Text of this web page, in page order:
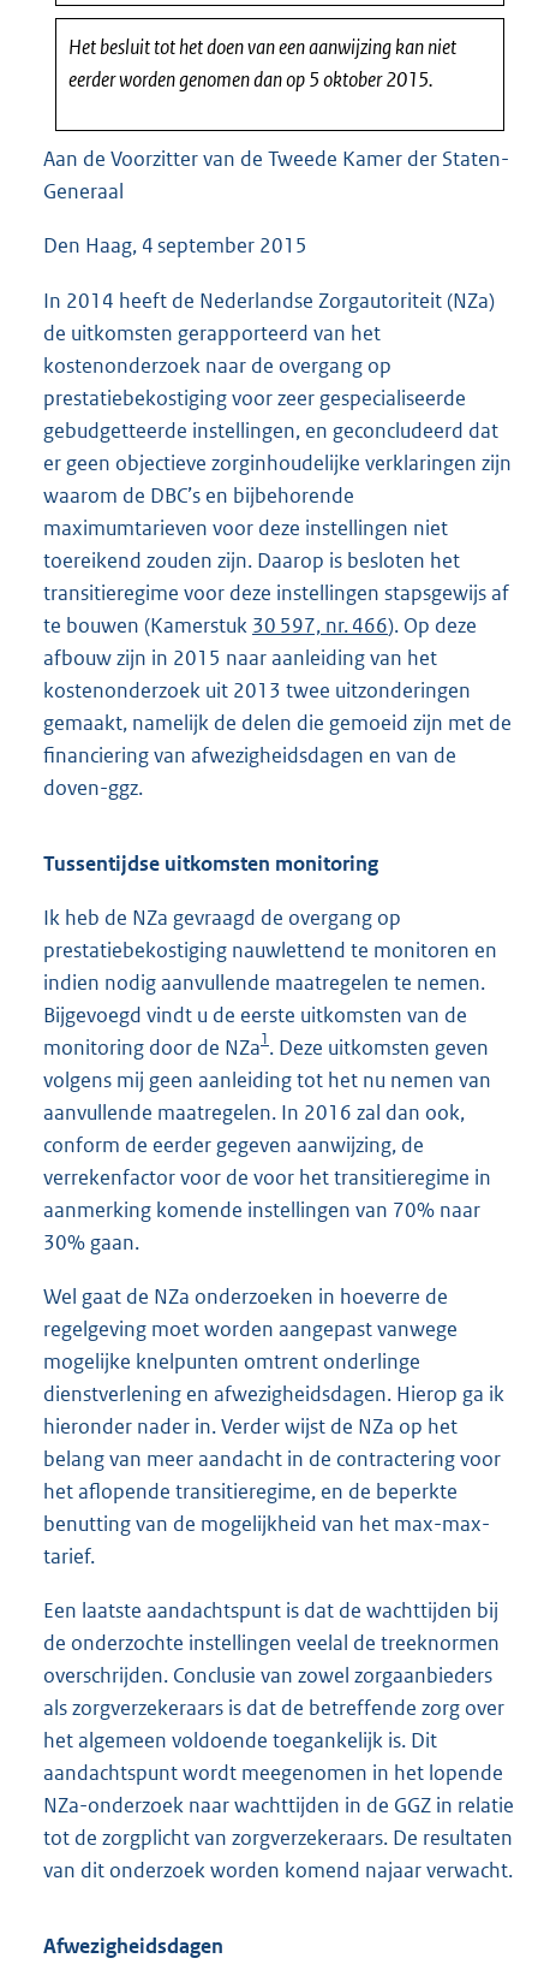
Het besluit tot het doen van een aanwijzing kan niet
eerder worden genomen dan op 5 oktober 2015.
Aan de Voorzitter van de Tweede Kamer der Staten-
Generaal
Den Haag, 4 september 2015
In 2014 heeft de Nederlandse Zorgautoriteit (NZa)
de uitkomsten gerapporteerd van het
kostenonderzoek naar de overgang op
prestatiebekostiging voor zeer gespecialiseerde
gebudgetteerde instellingen, en geconcludeerd dat
er geen objectieve zorginhoudelijke verklaringen zijn
waarom de DBC’s en bijbehorende
maximumtarieven voor deze instellingen niet
toereikend zouden zijn. Daarop is besloten het
transitieregime voor deze instellingen stapsgewijs af
te bouwen (Kamerstuk 30 597, nr. 466). Op deze
afbouw zijn in 2015 naar aanleiding van het
kostenonderzoek uit 2013 twee uitzonderingen
gemaakt, namelijk de delen die gemoeid zijn met de
financiering van afwezigheidsdagen en van de
doven-ggz.
Tussentijdse uitkomsten monitoring
Ik heb de NZa gevraagd de overgang op
prestatiebekostiging nauwlettend te monitoren en
indien nodig aanvullende maatregelen te nemen.
Bijgevoegd vindt u de eerste uitkomsten van de
monitoring door de NZa1. Deze uitkomsten geven
volgens mij geen aanleiding tot het nu nemen van
aanvullende maatregelen. In 2016 zal dan ook,
conform de eerder gegeven aanwijzing, de
verrekenfactor voor de voor het transitieregime in
aanmerking komende instellingen van 70% naar
30% gaan.
Wel gaat de NZa onderzoeken in hoeverre de
regelgeving moet worden aangepast vanwege
mogelijke knelpunten omtrent onderlinge
dienstverlening en afwezigheidsdagen. Hierop ga ik
hieronder nader in. Verder wijst de NZa op het
belang van meer aandacht in de contractering voor
het aflopende transitieregime, en de beperkte
benutting van de mogelijkheid van het max-max-
tarief.
Een laatste aandachtspunt is dat de wachttijden bij
de onderzochte instellingen veelal de treeknormen
overschrijden. Conclusie van zowel zorgaanbieders
als zorgverzekeraars is dat de betreffende zorg over
het algemeen voldoende toegankelijk is. Dit
aandachtspunt wordt meegenomen in het lopende
NZa-onderzoek naar wachttijden in de GGZ in relatie
tot de zorgplicht van zorgverzekeraars. De resultaten
van dit onderzoek worden komend najaar verwacht.
Afwezigheidsdagen